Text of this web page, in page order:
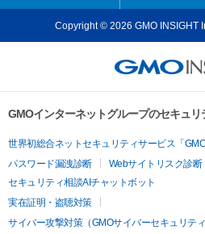
Copyright © 2026 GMO INSIGHT
GMOインターネットグループのセキュリ
世界初総合ネットセキュリティサービス「
パスワード漏洩診断
Webサイトリスク診断
セキュリティ相談AIチャットボット
実在証明・盗聴対策
サイバー攻撃対策（GMOサイバーセキュリティ